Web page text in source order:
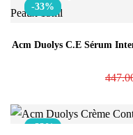
-33%
Acm Duolys C.E Sérum
-33%